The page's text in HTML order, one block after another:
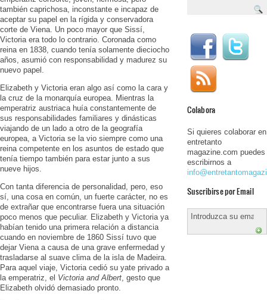
también caprichosa, inconstante e incapaz de
aceptar su papel en la rígida y conservadora
corte de Viena. Un poco mayor que Sissí,
Victoria era todo lo contrario. Coronada como
reina en 1838, cuando tenía solamente dieciocho
años, asumió con responsabilidad y madurez su
nuevo papel.
Elizabeth y Victoria eran algo así como la cara y
la cruz de la monarquía europea. Mientras la
emperatriz austriaca huía constantemente de
sus responsabilidades familiares y dinásticas
viajando de un lado a otro de la geografía
europea, a Victoria se la vio siempre como una
reina competente en los asuntos de estado que
tenía tiempo también para estar junto a sus
nueve hijos.
Con tanta diferencia de personalidad, pero, eso
sí, una cosa en común, un fuerte carácter, no es
de extrañar que encontrarse fuera una situación
poco menos que peculiar. Elizabeth y Victoria ya
habían tenido una primera relación a distancia
cuando en noviembre de 1860 Sissí tuvo que
dejar Viena a causa de una grave enfermedad y
trasladarse al suave clima de la isla de Madeira.
Para aquel viaje, Victoria cedió su yate privado a
la emperatriz, el Victoria and Albert , gesto que
Elizabeth olvidó demasiado pronto.
Colabora
Si quieres colaborar en
entretanto
magazine.com puedes
escribirnos a
Suscribirse por Email